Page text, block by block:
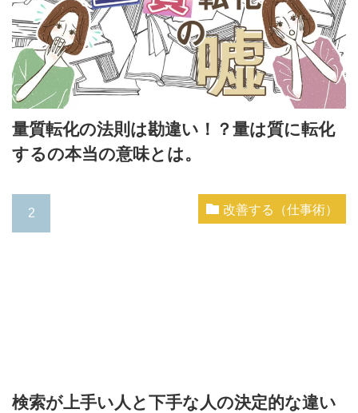
量質転化の法則は勘違い！？量は質に転化
するの本当の意味とは。
改善する（仕事術）
検索が上手い人と下手な人の決定的な違い